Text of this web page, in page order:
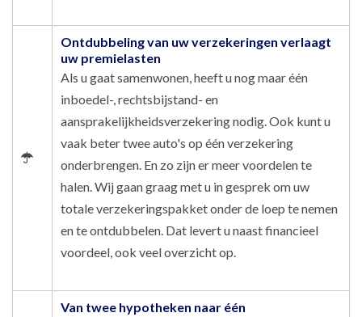
Ontdubbeling van uw verzekeringen verlaagt
uw premielasten
Als u gaat samenwonen, heeft u nog maar één
inboedel-, rechtsbijstand- en
aansprakelijkheidsverzekering nodig. Ook kunt u
vaak beter twee auto's op één verzekering
onderbrengen. En zo zijn er meer voordelen te
halen. Wij gaan graag met u in gesprek om uw
totale verzekeringspakket onder de loep te nemen
en te ontdubbelen. Dat levert u naast financieel
voordeel, ook veel overzicht op.
Van twee hypotheken naar één